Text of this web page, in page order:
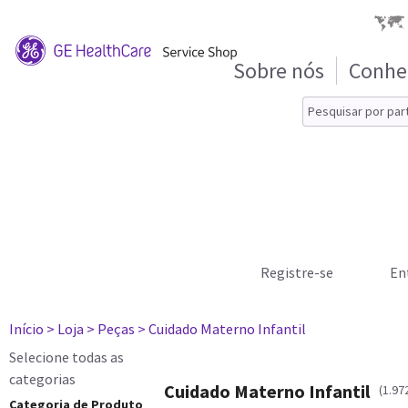
Sobre nós
Registre-se
Início > Loja > Peças > Cuidado Materno Infantil
Selecione todas as
categorias
Categoria de Produto
Cuidado Materno Infantil